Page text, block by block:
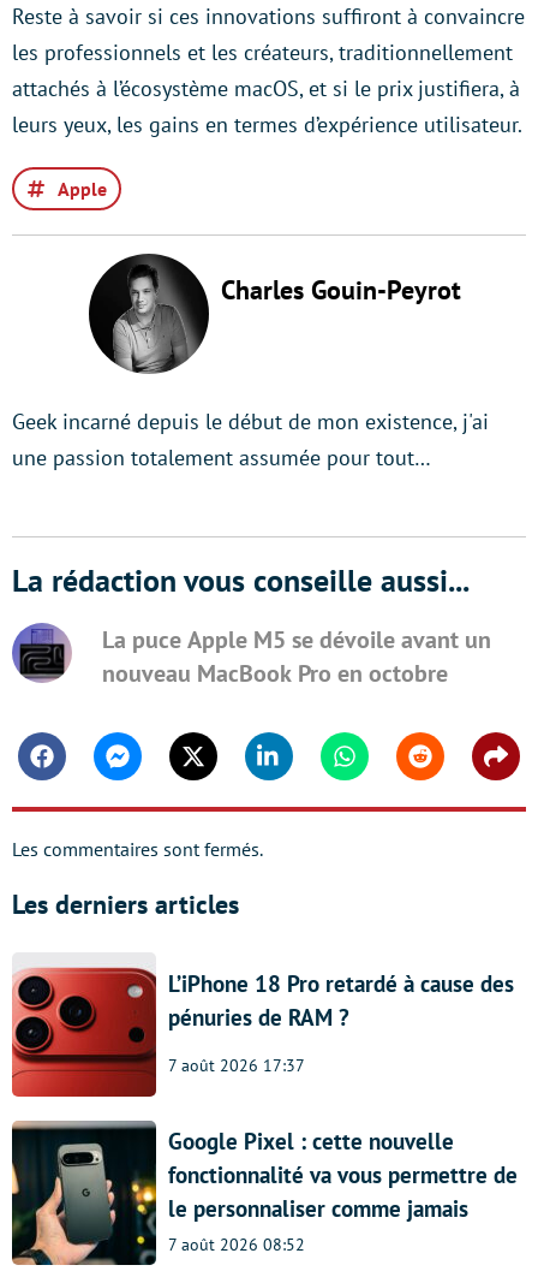
Reste à savoir si ces innovations suffiront à convaincre
les professionnels et les créateurs, traditionnellement
attachés à l’écosystème macOS, et si le prix justifiera, à
leurs yeux, les gains en termes d’expérience utilisateur.
Apple
Charles Gouin-Peyrot
Geek incarné depuis le début de mon existence, j'ai
une passion totalement assumée pour tout…
La rédaction vous conseille aussi...
La puce Apple M5 se dévoile avant un
nouveau MacBook Pro en octobre
FacebookMessengerTwitter Linkedin WhatsappReddit
Les commentaires sont fermés.
Les derniers articles
L’iPhone 18 Pro retardé à cause des
pénuries de RAM ?
7 août 2026 17:37
Google Pixel : cette nouvelle
fonctionnalité va vous permettre de
le personnaliser comme jamais
7 août 2026 08:52